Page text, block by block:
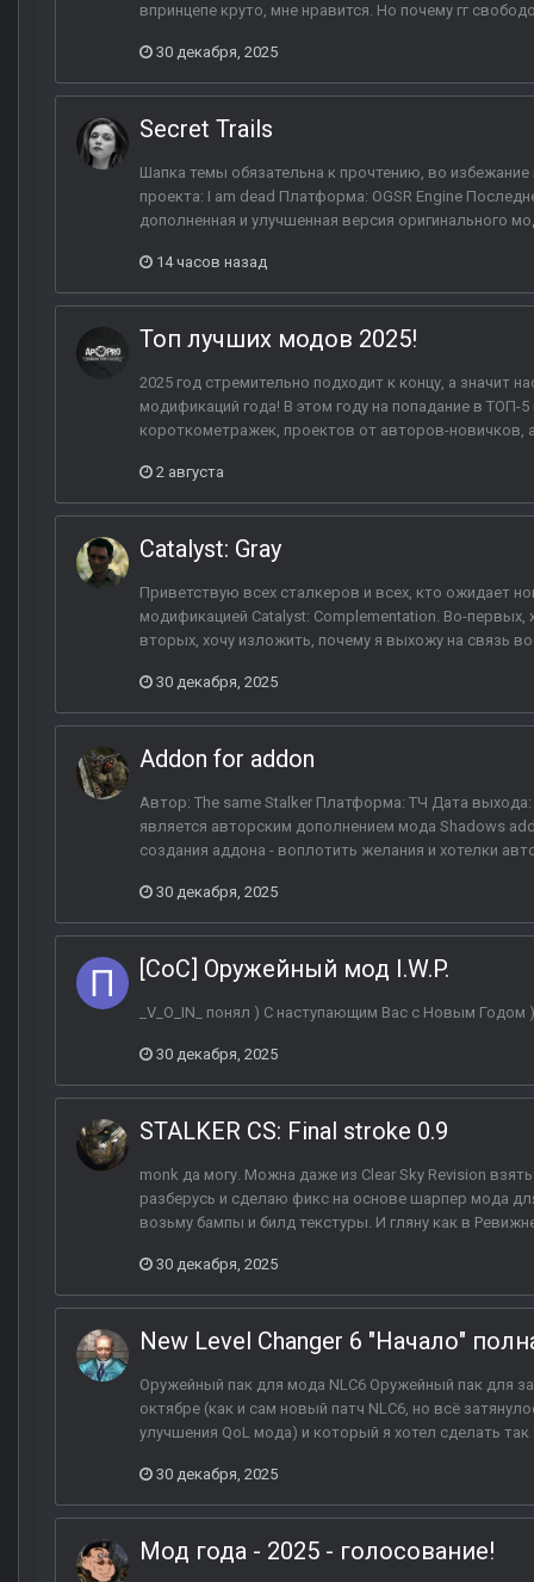
впринцепе круто, мне нравится. Но почему гг
30 декабря, 2025
Secret Trails
Шапка темы обязательна к прочтению, во
проекта: I am dead Платформа: OGSR Engine
дополненная и улучшенная версия оригинального
14 часов назад
Топ лучших модов 2025!
2025 год стремительно подходит к концу, а значит
модификаций года! В этом году на попадание в
короткометражек, проектов от авторов-
2 августа
Catalyst: Gray
Приветствую всех сталкеров и всех, кто ожидает
модификацией Catalyst: Complementation. Во-
вторых, хочу изложить, почему я выхожу на связь
30 декабря, 2025
Addon for addon
Автор: The same Stalker Платформа: ТЧ Дата
является авторским дополнением мода Shadows
создания аддона - воплотить желания и хотелки
30 декабря, 2025
[CoC] Оружейный мод I.W.P.
_V_O_IN_ понял ) С наступающим Вас с Новым Годом )
30 декабря, 2025
STALKER CS: Final stroke 0.9
monk да могу. Можна даже из Clear Sky Revision
разберусь и сделаю фикс на основе шарпер мода
возьму бампы и билд текстуры. И гляну как в
30 декабря, 2025
New Level Changer 6 "Начало"
Оружейный пак для мода NLC6 Оружейный пак для
октябре (как и сам новый патч NLC6, но всё
улучшения QoL мода) и который я хотел сделать
30 декабря, 2025
Мод года - 2025 - голосование!